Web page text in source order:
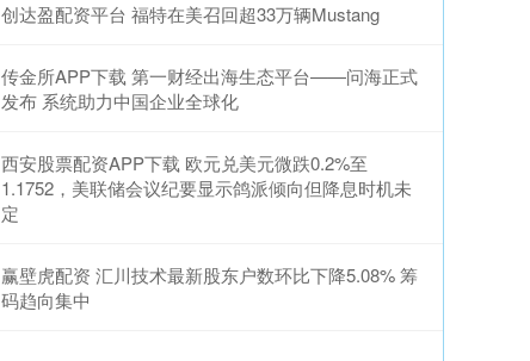
创达盈配资平台 福特在美召回超33万辆Mustang
传金所APP下载 第一财经出海生态平台——问海正式
发布 系统助力中国企业全球化
西安股票配资APP下载 欧元兑美元微跌0.2%至
1.1752，美联储会议纪要显示鸽派倾向但降息时机未
定
赢壁虎配资 汇川技术最新股东户数环比下降5.08% 筹
码趋向集中